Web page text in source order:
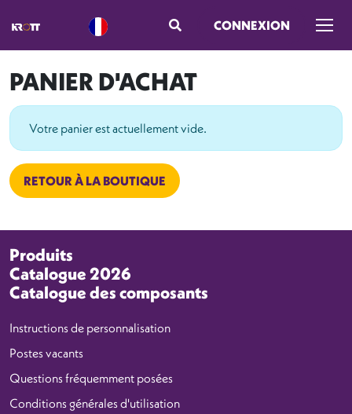
CONNEXION
PANIER D'ACHAT
Votre panier est actuellement vide.
RETOUR À LA BOUTIQUE
Produits
Catalogue 2026
Catalogue des composants
Instructions de personnalisation
Postes vacants
Questions fréquemment posées
Conditions générales d'utilisation